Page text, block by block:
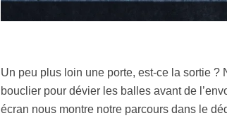
Un peu plus loin une porte, est-ce la sortie ?
bouclier pour dévier les balles avant de
écran nous montre notre parcours dans le